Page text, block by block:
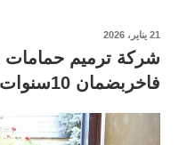
نُشر
21 يناير، 2026
شركة ترميم حمامات
فاخربضمان 10سنوات على التشطيبات